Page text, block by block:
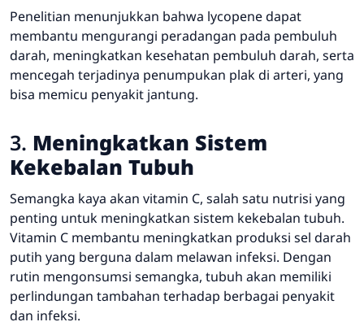
Penelitian menunjukkan bahwa lycopene dapat
membantu mengurangi peradangan pada pembuluh
darah, meningkatkan kesehatan pembuluh darah, serta
mencegah terjadinya penumpukan plak di arteri, yang
bisa memicu penyakit jantung.
3. Meningkatkan Sistem
Kekebalan Tubuh
Semangka kaya akan vitamin C, salah satu nutrisi yang
penting untuk meningkatkan sistem kekebalan tubuh.
Vitamin C membantu meningkatkan produksi sel darah
putih yang berguna dalam melawan infeksi. Dengan
rutin mengonsumsi semangka, tubuh akan memiliki
perlindungan tambahan terhadap berbagai penyakit
dan infeksi.